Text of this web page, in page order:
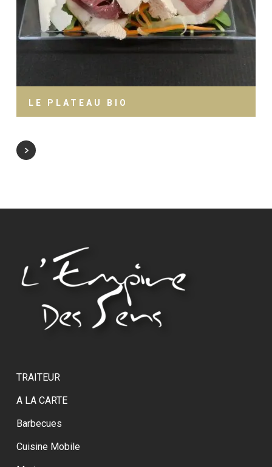
LE PLATEAU BIO
TRAITEUR
A LA CARTE
Barbecues
Cuisine Mobile